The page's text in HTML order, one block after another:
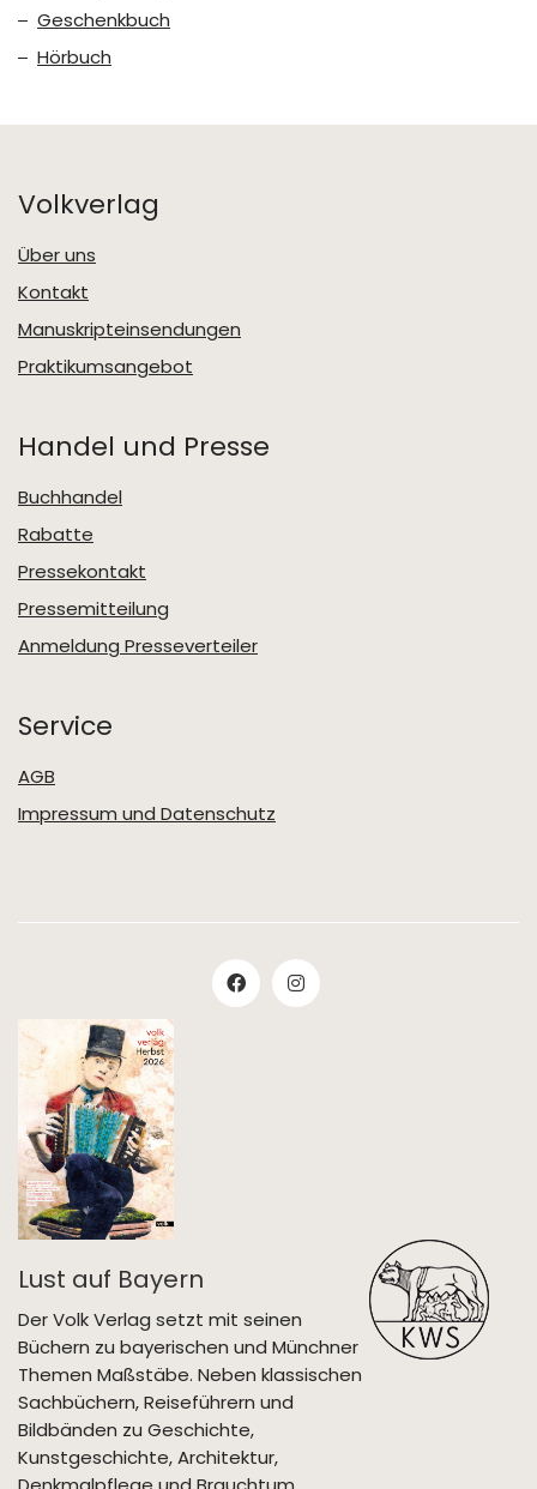
Geschenkbuch
Hörbuch
Volkverlag
Über uns
Kontakt
Manuskripteinsendungen
Praktikumsangebot
Handel und Presse
Buchhandel
Rabatte
Pressekontakt
Pressemitteilung
Anmeldung Presseverteiler
Service
AGB
Impressum und Datenschutz
Lust auf Bayern
Der Volk Verlag setzt mit seinen
Büchern zu bayerischen und Münchner
Themen Maßstäbe. Neben klassischen
Sachbüchern, Reiseführern und
Bildbänden zu Geschichte,
Kunstgeschichte, Architektur,